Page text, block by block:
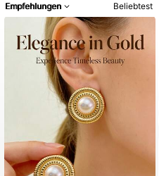
Empfehlungen Beliebtest